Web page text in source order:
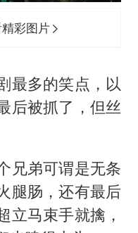
彩图片
最多的笑点，以
后被抓了，但丝
兄弟可谓是无条
腿肠，还有最后
立马束手就擒，